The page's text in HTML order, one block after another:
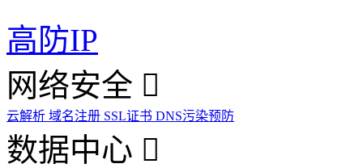
高防IP
网络安全
云解析 域名注册 SSL证书 DNS污染预防
数据中心